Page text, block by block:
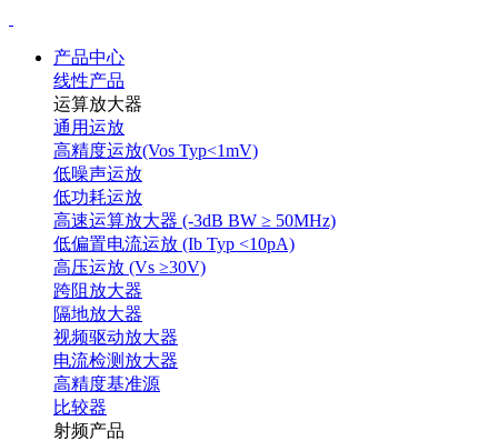
产品中心
线性产品
运算放大器
通用运放
高精度运放(Vos Typ<1mV)
低噪声运放
低功耗运放
高速运算放大器 (-3dB BW ≥ 50MHz)
低偏置电流运放 (Ib Typ <10pA)
高压运放 (Vs ≥30V)
跨阻放大器
隔地放大器
视频驱动放大器
电流检测放大器
高精度基准源
比较器
射频产品